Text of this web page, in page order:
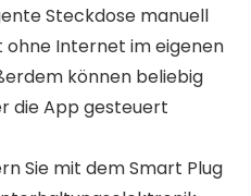
Steckdose manuell
Internet im eigenen
können beliebig
die App gesteuert
Sie mit dem Smart Plug